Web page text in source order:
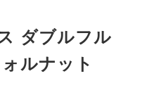
ダブルフル
ルナット